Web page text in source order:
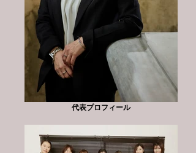
代表プロフィール